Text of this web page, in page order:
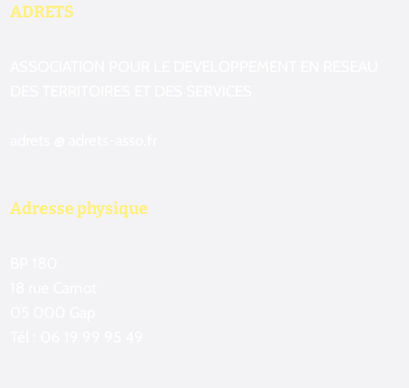
ADRETS
Adresse physique